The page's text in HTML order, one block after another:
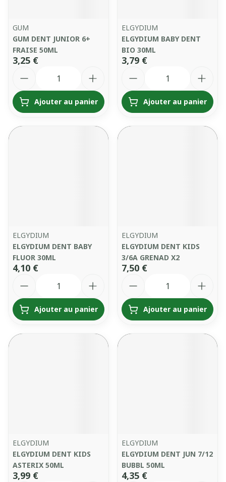
GUM
GUM DENT JUNIOR 6+
FRAISE 50ML
3,25 €
Ajouter au panier
ELGYDIUM
ELGYDIUM BABY DENT
BIO 30ML
3,79 €
Ajouter au panier
ELGYDIUM
ELGYDIUM DENT BABY
FLUOR 30ML
4,10 €
Ajouter au panier
ELGYDIUM
ELGYDIUM DENT KIDS
3/6A GRENAD X2
7,50 €
Ajouter au panier
ELGYDIUM
ELGYDIUM DENT KIDS
ASTERIX 50ML
3,99 €
ELGYDIUM
ELGYDIUM DENT JUN 7/12
BUBBL 50ML
4,35 €